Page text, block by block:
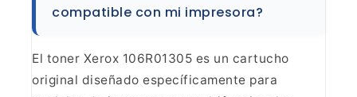
compatible con mi impresora?
El toner Xerox 106R01305 es un cartucho
original diseñado específicamente para